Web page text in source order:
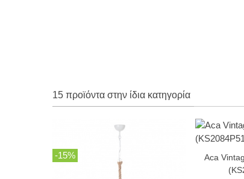
15 προϊόντα στην ίδια κατηγορία
-15% -15%
Aca